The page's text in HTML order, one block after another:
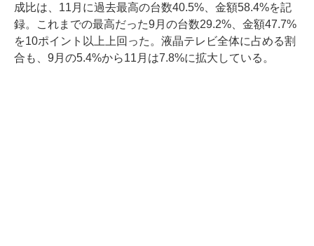
成比は、11月に過去最高の台数40.5%、金額58.4%を記
録。これまでの最高だった9月の台数29.2%、金額47.7%
を10ポイント以上上回った。液晶テレビ全体に占める割
合も、9月の5.4%から11月は7.8%に拡大している。